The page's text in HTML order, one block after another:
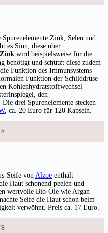
Zink, Selen und
es Sinn, diese über
Zink wird beispielsweise für die
und schützt diese zudem
Funktion des Immunsystems
Funktion der Schilddrüse
Kohlenhydratstoffwechsel –
den
drei Spurenelemente stecken
, ca. 20 Euro für 120 Kapseln.
Seife von Alzoe enthält
Haut schonend peelen und
wertvolle Bio-Öle wie Argan-
Seife die Haut schon beim
verwöhnt. Preis ca. 17 Euro.